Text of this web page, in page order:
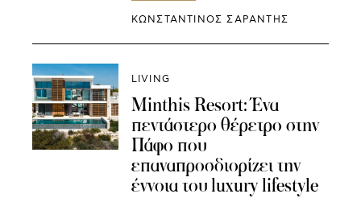
ΚΩΝΣΤΑΝΤΙΝΟΣ ΣΑΡΑΝΤΗΣ
LIVING
Minthis Resort: Ένα
πεντάστερο θέρετρο στην
Πάφο που
επαναπροσδιορίζει την
έννοια του luxury lifestyle